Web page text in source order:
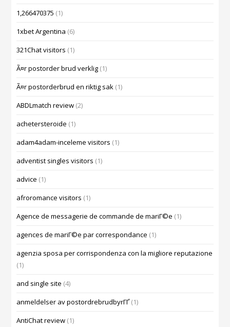
1,266470375 (1)
1xbet Argentina (6)
321Chat visitors (1)
Ã¤r postorder brud verklig (1)
Ã¤r postorderbrud en riktig sak (1)
ABDLmatch review (2)
achetersteroide (1)
adam4adam-inceleme visitors (1)
adventist singles visitors (1)
advice (1)
afroromance visitors (1)
Agence de messagerie de commande de mariГ©e (1)
agences de mariГ©e par correspondance (1)
agenzia sposa per corrispondenza con la migliore reputazione
(1)
and single site (4)
anmeldelser av postordrebrudbyrГҐ (1)
AntiChat review (1)